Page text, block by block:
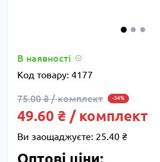
В наявності
Код товару: 4177
75.00 ₴ / комплект -34%
49.60 ₴ / комплект
Ви заощаджуєте: 25.40 ₴
Оптові ціни: